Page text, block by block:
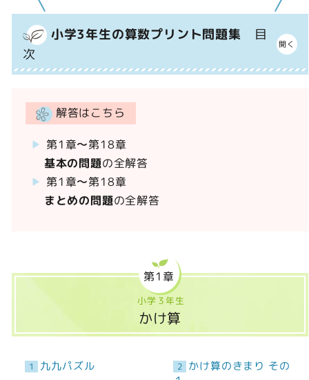
小学3年生の算数プリント問題集 目
次
解答はこちら
第1章〜第18章
基本の問題の全解答
第1章〜第18章
まとめの問題の全解答
第1章
小学３年生
かけ算
1 九九パズル 2 かけ算のきまり その